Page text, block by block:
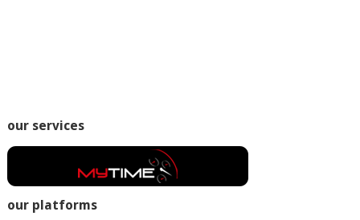
our services
our platforms